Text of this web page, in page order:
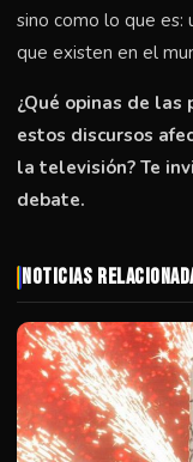
sino como lo que es:
que existen en el
¿Qué opinas de las
estos discursos
la televisión? Te
debate.
Noticias